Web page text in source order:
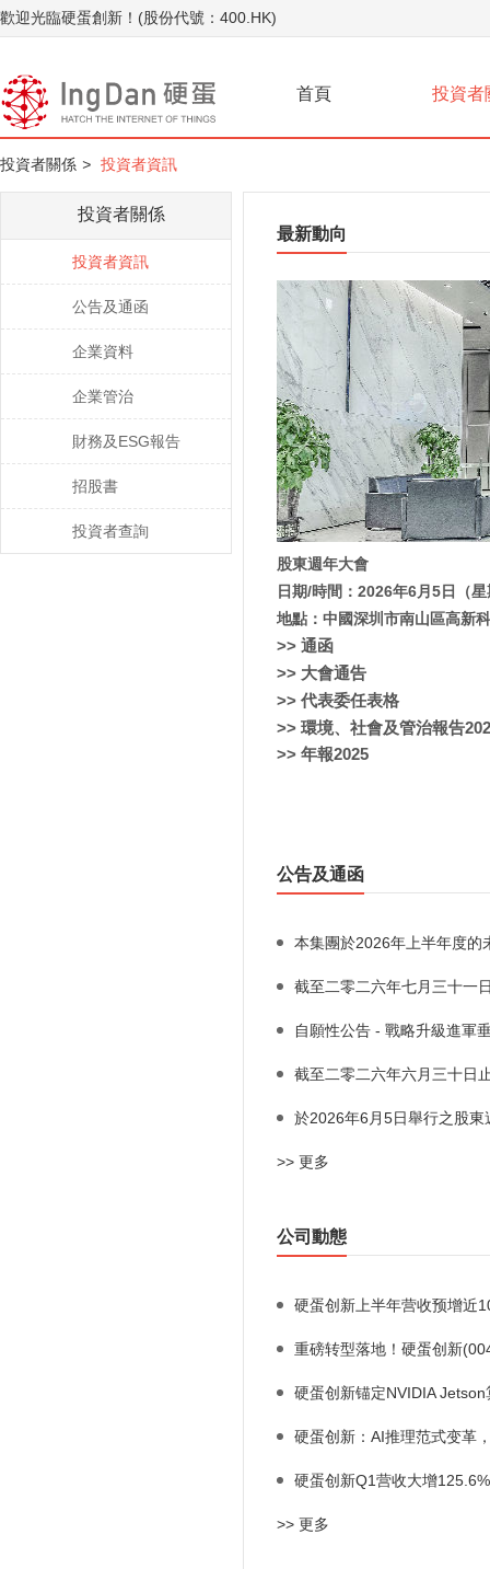
歡迎光臨硬蛋創新！(股份代號：400.HK)
首頁 投資者
投資者關係 > 投資者資訊
投資者關係
投資者資訊
公告及通函
企業資料
企業管治
財務及ESG報告
招股書
投資者查詢
最新動向
股東週年大會
日期/時間：2026年6月5日（
地點：中國深圳市南山區高新
>> 通函
>> 大會通告
>> 代表委任表格
>> 環境、社會及管治報告
>> 年報2025
公告及通函
本集團於2026年上半年度的
截至二零二六年七月三十一
自願性公告 - 戰略升級進軍
截至二零二六年六月三十日
於2026年6月5日舉行之股
>> 更多
公司動態
硬蛋创新上半年营收预增近
重磅转型落地！硬蛋创新
硬蛋创新锚定NVIDIA
硬蛋创新：AI推理范式变革
硬蛋创新Q1营收大增
>> 更多